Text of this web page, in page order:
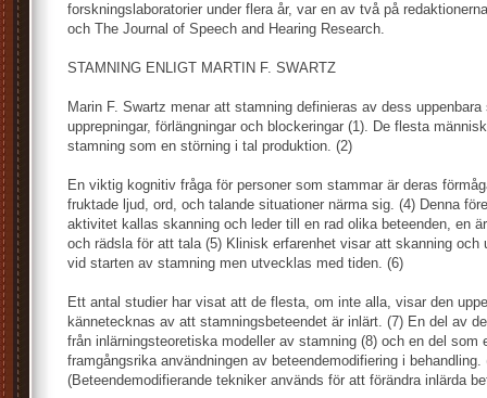
forskningslaboratorier under flera år, var en av två på
och The Journal of Speech and Hearing Research.
STAMNING ENLIGT MARTIN F. SWARTZ
Marin F. Swartz menar att stamning definieras av dess
upprepningar, förlängningar och blockeringar (1). De flesta
stamning som en störning i tal produktion. (2)
En viktig kognitiv fråga för personer som stammar är deras
fruktade ljud, ord, och talande situationer närma sig. (4) Denna
aktivitet kallas skanning och leder till en rad olika beteenden, en
och rädsla för att tala (5) Klinisk erfarenhet visar att skanning och
vid starten av stamning men utvecklas med tiden. (6)
Ett antal studier har visat att de flesta, om inte alla, visar den
kännetecknas av att stamningsbeteendet är inlärt. (7) En del av
från inlärningsteoretiska modeller av stamning (8) och en del som
framgångsrika användningen av beteendemodifiering i behandling.
(Beteendemodifierande tekniker används för att förändra inlärda